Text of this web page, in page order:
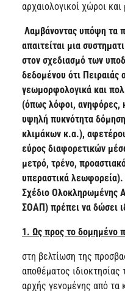
αρχαιολογικοί χώροι και
Λαμβάνοντας υπόψη τα
απαιτείται μια
στον σχεδιασμό των
δεδομένου ότι Πειραιάς
γεωμορφολογικά και
(όπως λόφοι, ανηφόρες,
υψηλή πυκνότητα
κλιμάκων κ.α.),
εύρος διαφορετικών
μετρό, τρένο,
υπεραστικά
Σχέδιο Ολοκληρωμένης
ΣΟΑΠ) πρέπει να δώσει
1. Ως προς το δομημένο
στη βελτίωση της
αποθέματος
αρχής γενομένης από τα